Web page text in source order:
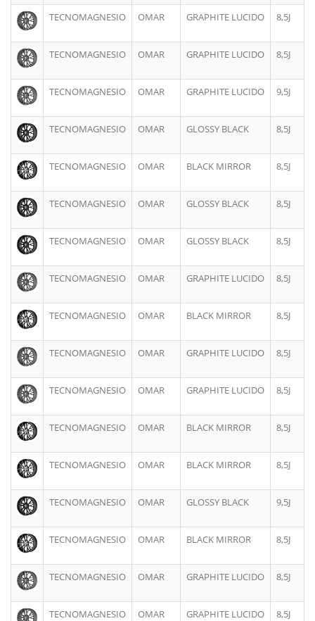
TECNOMAGNESIO OMAR GRAPHITE LUCIDO 8,5J
TECNOMAGNESIO OMAR GRAPHITE LUCIDO 8,5J
TECNOMAGNESIO OMAR GRAPHITE LUCIDO 9,5J
TECNOMAGNESIO OMAR GLOSSY BLACK 8,5J
TECNOMAGNESIO OMAR BLACK MIRROR 8,5J
TECNOMAGNESIO OMAR GLOSSY BLACK 8,5J
TECNOMAGNESIO OMAR GLOSSY BLACK 8,5J
TECNOMAGNESIO OMAR GRAPHITE LUCIDO 8,5J
TECNOMAGNESIO OMAR BLACK MIRROR 8,5J
TECNOMAGNESIO OMAR GRAPHITE LUCIDO 8,5J
TECNOMAGNESIO OMAR GRAPHITE LUCIDO 8,5J
TECNOMAGNESIO OMAR BLACK MIRROR 8,5J
TECNOMAGNESIO OMAR BLACK MIRROR 8,5J
TECNOMAGNESIO OMAR GLOSSY BLACK 9,5J
TECNOMAGNESIO OMAR BLACK MIRROR 8,5J
TECNOMAGNESIO OMAR GRAPHITE LUCIDO 8,5J
TECNOMAGNESIO OMAR GRAPHITE LUCIDO 8,5J